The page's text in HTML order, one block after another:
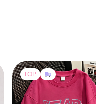
TOP